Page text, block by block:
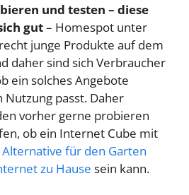
und testen – diese
gut– Homespot unter
junge Produkte auf dem
daher sind sich Verbraucher
ein solches Angebote
passt. Daher
vorher gerne probieren
ob ein Internet Cube mit
Alternative für den Garten
zu Hause sein kann.